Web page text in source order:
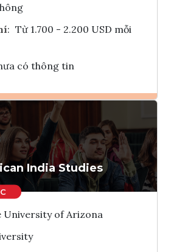
: Từ 1.700 - 2.200 USD mỗi
có thông tin
Ghi danh
Tham vấn Interlink
India Studies
University of Arizona